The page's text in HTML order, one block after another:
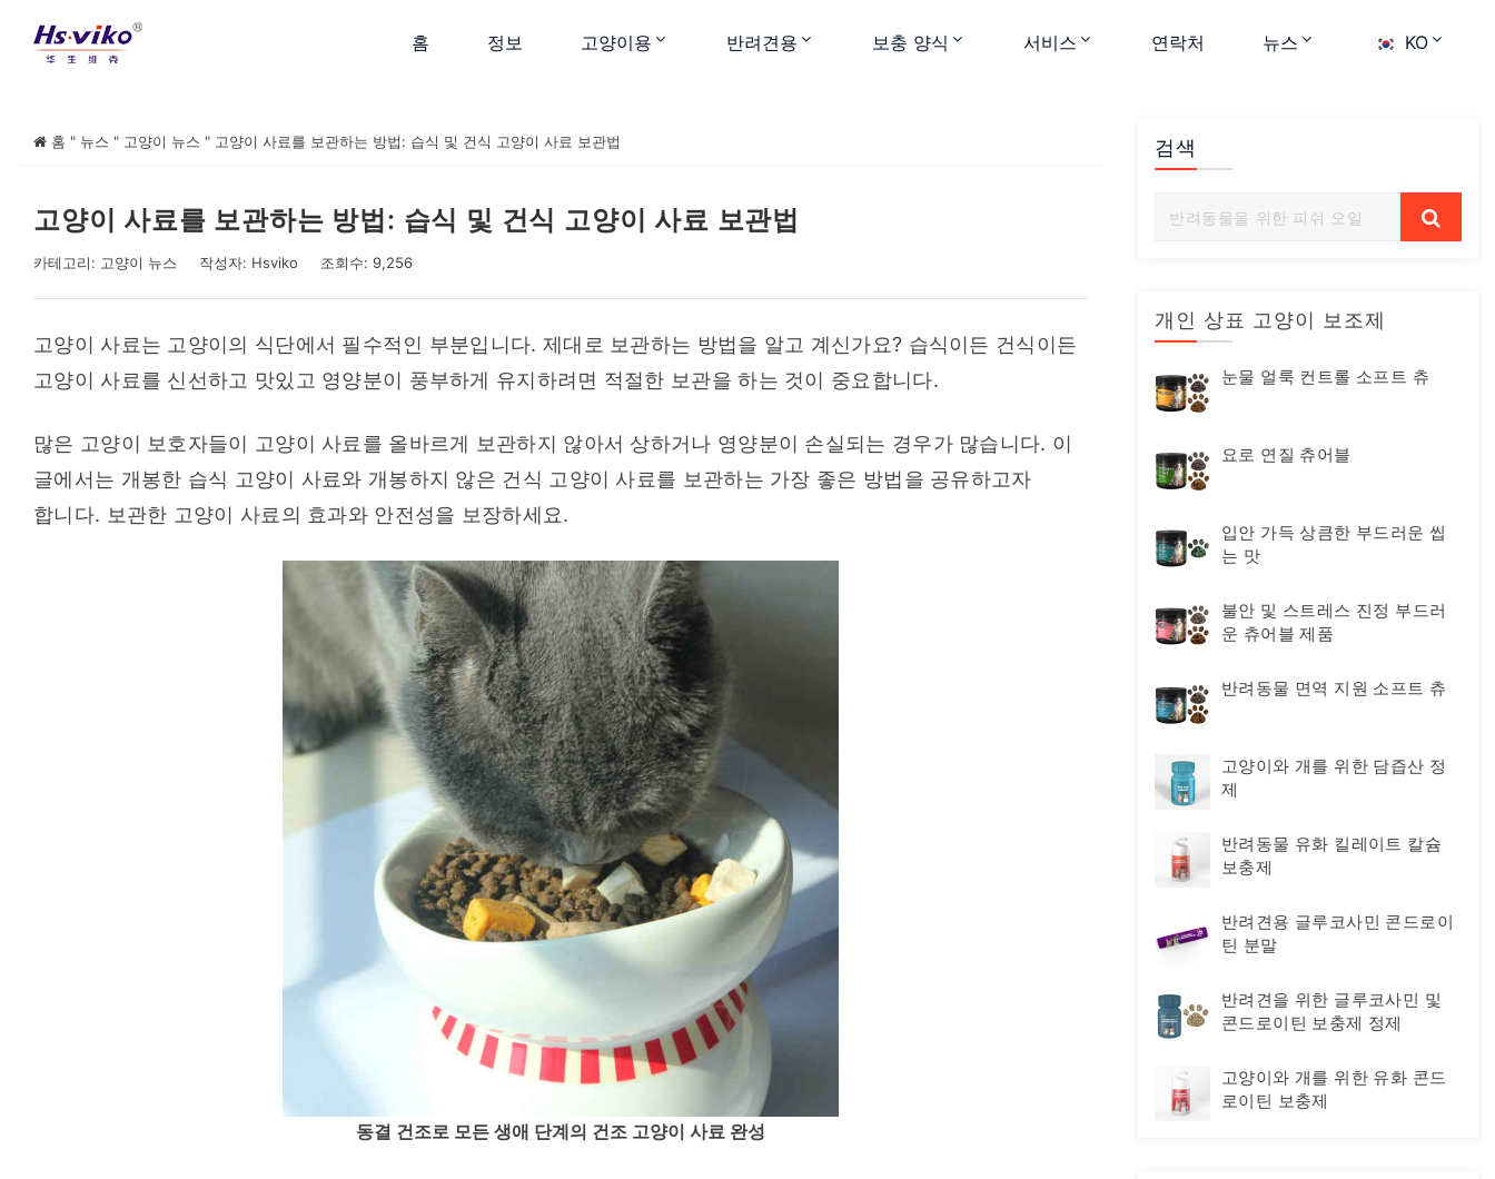
홈 정보 고양이용 반려견용 보충 양식 서비스 연락처 뉴스 KO
홈 " 뉴스 " 고양이 뉴스 " 고양이 사료를 보관하는 방법: 습식 및 건식 고양이 사료 보관법
고양이 사료를 보관하는 방법: 습식 및 건식 고양이 사료 보관법
카테고리: 고양이 뉴스 작성자: Hsviko 조회수: 9,256
고양이 사료는 고양이의 식단에서 필수적인 부분입니다. 제대로 보관하는 방법을 알고 계신가요? 습식이든 건식이든
고양이 사료를 신선하고 맛있고 영양분이 풍부하게 유지하려면 적절한 보관을 하는 것이 중요합니다.
많은 고양이 보호자들이 고양이 사료를 올바르게 보관하지 않아서 상하거나 영양분이 손실되는 경우가 많습니다. 이
글에서는 개봉한 습식 고양이 사료와 개봉하지 않은 건식 고양이 사료를 보관하는 가장 좋은 방법을 공유하고자
합니다. 보관한 고양이 사료의 효과와 안전성을 보장하세요.
동결 건조로 모든 생애 단계의 건조 고양이 사료 완성
검색
개인 상표 고양이 보조제
눈물 얼룩 컨트롤 소프트 츄
요로 연질 츄어블
입안 가득 상큼한 부드러운 씹
는 맛
불안 및 스트레스 진정 부드러
운 츄어블 제품
반려동물 면역 지원 소프트 츄
고양이와 개를 위한 담즙산 정
제
반려동물 유화 킬레이트 칼슘
보충제
반려견용 글루코사민 콘드로이
틴 분말
반려견을 위한 글루코사민 및
콘드로이틴 보충제 정제
고양이와 개를 위한 유화 콘드
로이틴 보충제